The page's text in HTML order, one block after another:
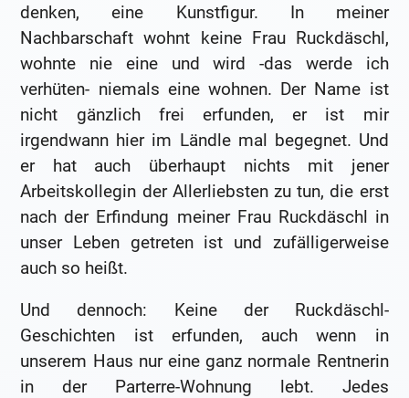
denken, eine Kunstfigur. In meiner
Nachbarschaft wohnt keine Frau Ruckdäschl,
wohnte nie eine und wird -das werde ich
verhüten- niemals eine wohnen. Der Name ist
nicht gänzlich frei erfunden, er ist mir
irgendwann hier im Ländle mal begegnet. Und
er hat auch überhaupt nichts mit jener
Arbeitskollegin der Allerliebsten zu tun, die erst
nach der Erfindung meiner Frau Ruckdäschl in
unser Leben getreten ist und zufälligerweise
auch so heißt.
Und dennoch: Keine der Ruckdäschl-
Geschichten ist erfunden, auch wenn in
unserem Haus nur eine ganz normale Rentnerin
in der Parterre-Wohnung lebt. Jedes